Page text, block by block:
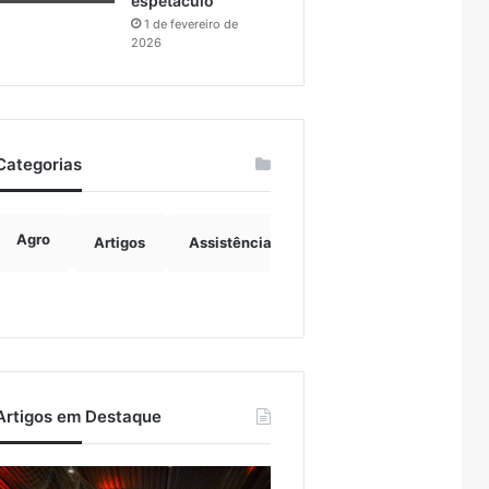
1 de fevereiro de
2026
Agro Artigos Assistência Social
em Destaque
Importação